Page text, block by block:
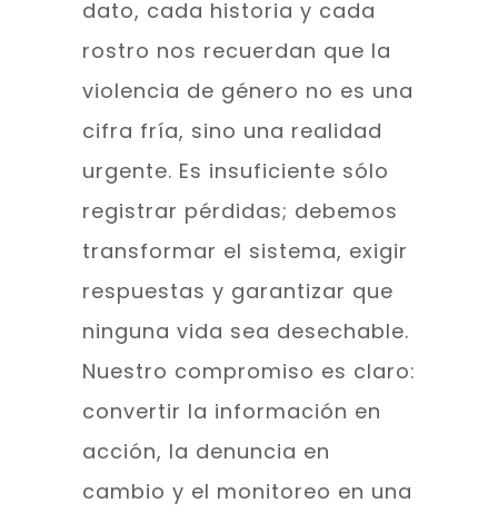
dato, cada historia y cada
rostro nos recuerdan que la
violencia de género no es una
cifra fría, sino una realidad
urgente. Es insuficiente sólo
registrar pérdidas; debemos
transformar el sistema, exigir
respuestas y garantizar que
ninguna vida sea desechable.
Nuestro compromiso es claro:
convertir la información en
acción, la denuncia en
cambio y el monitoreo en una